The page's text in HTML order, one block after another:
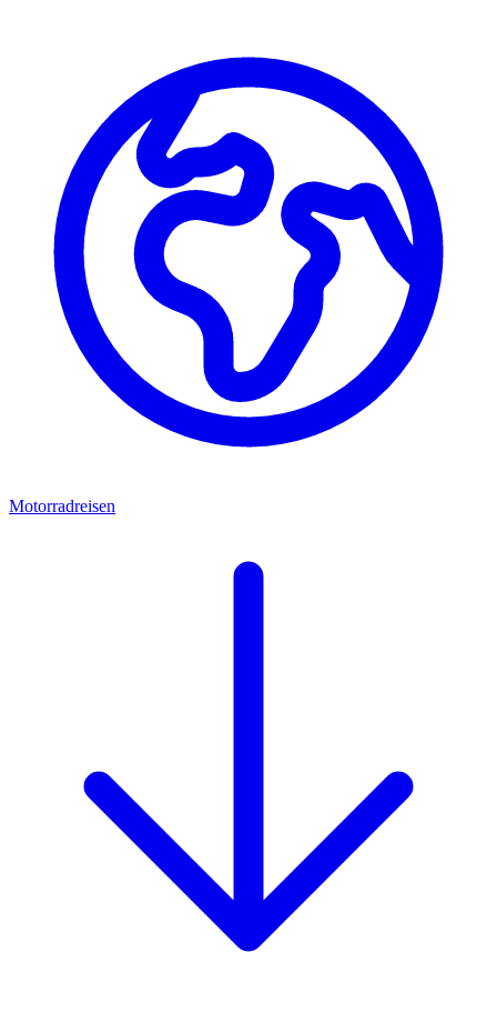
Motorradreisen